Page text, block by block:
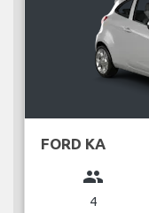
FORD KA
group
4